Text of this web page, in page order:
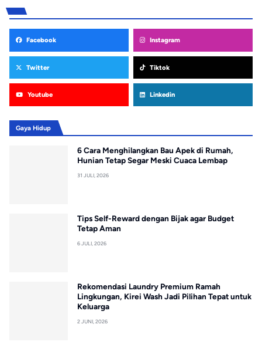
Facebook Instagram
Twitter Tiktok
Youtube Linkedin
Gaya Hidup
6 Cara Menghilangkan Bau Apek di Rumah,
Hunian Tetap Segar Meski Cuaca Lembap
31 JULI, 2026
Tips Self-Reward dengan Bijak agar Budget
Tetap Aman
6 JULI, 2026
Rekomendasi Laundry Premium Ramah
Lingkungan, Kirei Wash Jadi Pilihan Tepat untuk
Keluarga
2 JUNI, 2026